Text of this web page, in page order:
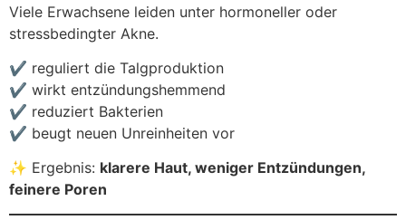
Viele Erwachsene leiden unter hormoneller oder
stressbedingter Akne.
✔ reguliert die Talgproduktion
✔ wirkt entzündungshemmend
✔ reduziert Bakterien
✔ beugt neuen Unreinheiten vor
✨ Ergebnis: klarere Haut, weniger Entzündungen,
feinere Poren